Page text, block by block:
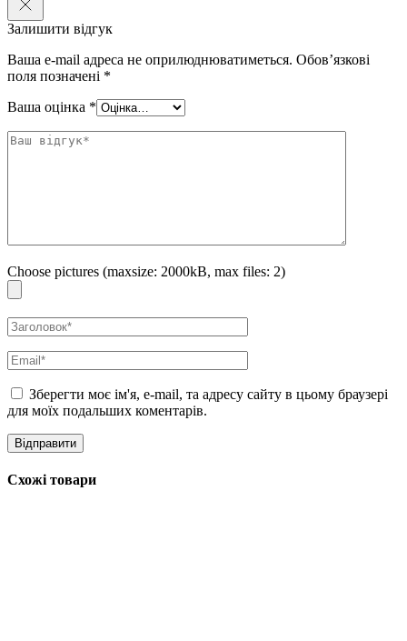
Залишити відгук
Ваша e-mail адреса не оприлюднюватиметься. Обов’язкові
поля позначені *
Ваша оцінка *
Choose pictures (maxsize: 2000kB, max files: 2)
Зберегти моє ім'я, e-mail, та адресу сайту в цьому браузері
для моїх подальших коментарів.
Схожі товари